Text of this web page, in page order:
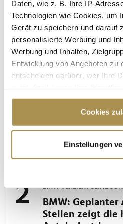
Daten, wie z. B. Ihre IP-
Technologien wie Cookies, um
Gerät zu speichern und darauf
personalisierte Werbung und
Werbung und Inhalten,
Entwicklung von Angeboten zu
entscheiden darüber, wer Ihre
Cookie-Erklärung oder durch
Trigger Symbol ändern oder
Informationen über Ihre
erfassen, welche bis auf
bestimmten Merkmalen
Erfahren Sie mehr darüber, wie
Cookies
Einstellungen
"Die Leute wollen einen
Sommerloch"
LUFTFAHRT-INSIDER
Von "Philip" bis
geheimen
BMW VERLIERT SEINE
BMW: Geplanter
Stellen zeigt die